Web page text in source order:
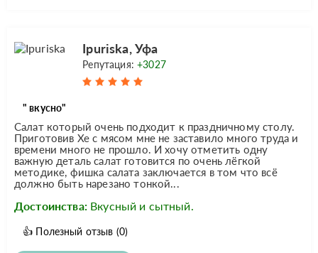
Ipuriska, Уфа
Репутация:+3027
" вкусно"
Салат который очень подходит к праздничному столу.
Приготовив Хе с мясом мне не заставило много труда и
времени много не прошло. И хочу отметить одну
важную деталь салат готовится по очень лёгкой
методике, фишка салата заключается в том что всё
должно быть нарезано тонкой...
Достоинства: Вкусный и сытный.
👍 Полезный отзыв (0)